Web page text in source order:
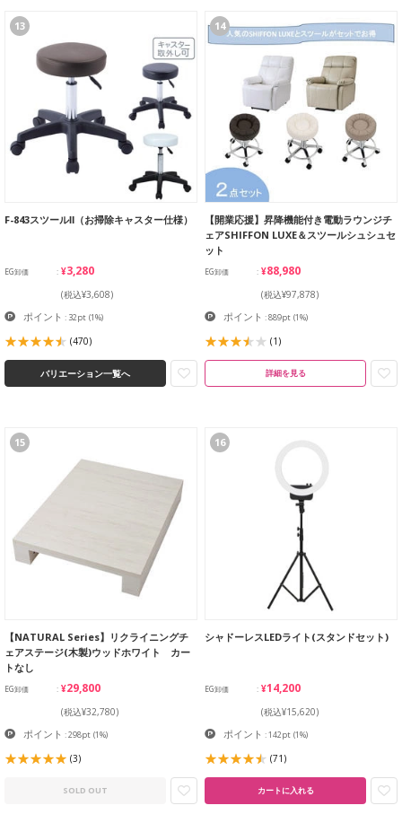
13
F-843スツールⅡ（お掃除キャスター仕様）
EG卸価 ¥3,280
(税込¥3,608)
ポイント : 32pt (1%)
(470)
バリエーション一覧へ
14
【開業応援】昇降機能付き電動ラウンジチ
ェアSHIFFON LUXE＆スツールシュシュセ
ット
EG卸価 ¥88,980
(税込¥97,878)
ポイント : 889pt (1%)
(1)
詳細を見る
15
【NATURAL Series】リクライニングチ
ェアステージ(木製)ウッドホワイト カー
トなし
EG卸価 ¥29,800
(税込¥32,780)
ポイント : 298pt (1%)
(3)
SOLD OUT
16
シャドーレスLEDライト(スタンドセット)
EG卸価 ¥14,200
(税込¥15,620)
ポイント : 142pt (1%)
(71)
カートに入れる